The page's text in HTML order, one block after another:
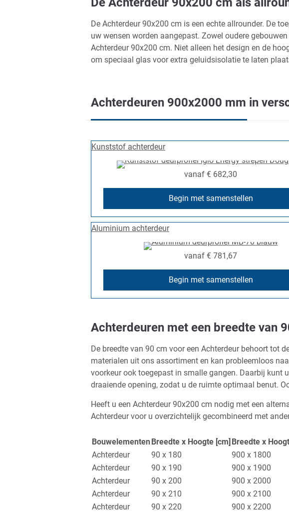
De Achterdeur 90x200 cm is een echte allrounder. De
uw wensen worden aangepast. Zowel oudere
Achterdeur 90x200 cm. Niet alleen het design en de
om speciaal glas voor extra geluidsisolatie te laten
Achterdeuren 900x2000 mm in
Kunststof achterdeur
vanaf € 682,30
Begin met samenstellen
Aluminium achterdeur
vanaf € 781,67
Begin met samenstellen
Achterdeuren met een breedte van
De breedte van 90 cm voor een Achterdeur behoort tot
materialen uit ons assortiment en kan probleemloos
voorkeur ook toegepast in smalle gangen. Daarbij kunt
draaiende opening, zodat u de ruimte optimaal benut.
Heeft u een Achterdeur 90x200 cm nodig met een
Achterdeur voor u overzichtelijk gecombineerd met
Bouwelementen Breedte x Hoogte [cm] Breedte x
Achterdeur
90 x 180
900 x 1800
Achterdeur
90 x 190
900 x 1900
Achterdeur
90 x 200
900 x 2000
Achterdeur
90 x 210
900 x 2100
Achterdeur
90 x 220
900 x 2200